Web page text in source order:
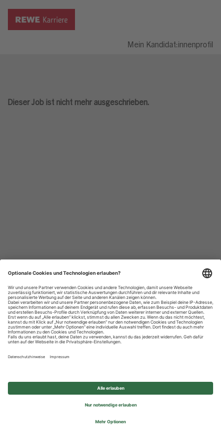
Mein Kandidat:innenprofil
Dieser Job ist nicht mehr ausgeschrieben.
Datenschutzhinweise
Impressum
Privatsphäre-Einstellungen
© 2026 REWE Group - All rights reserved